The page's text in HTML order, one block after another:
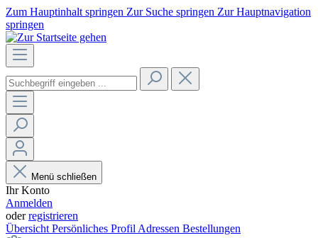
Zum Hauptinhalt springen Zur Suche springen Zur Hauptnavigation
springen
Menü schließen
Ihr Konto
Anmelden
oderregistrieren
Übersicht Persönliches Profil Adressen Bestellungen